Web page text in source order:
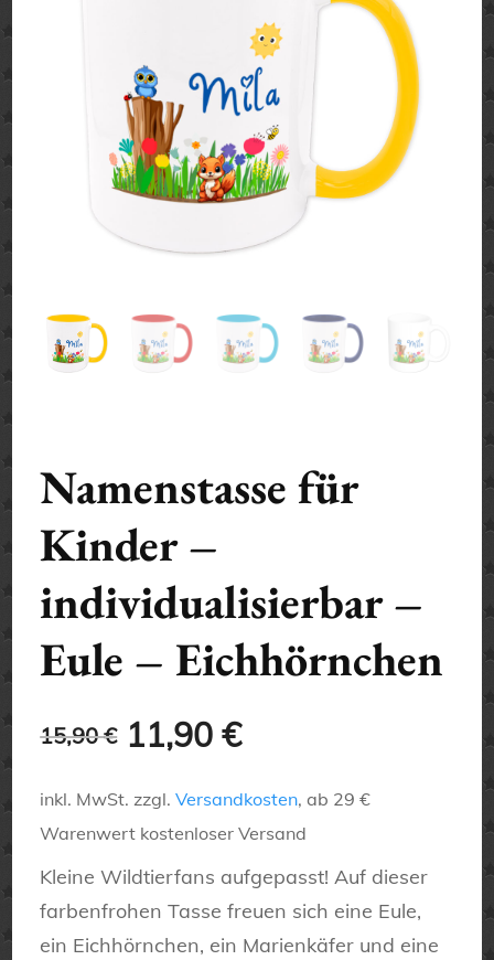
Namenstasse für
Kinder –
individualisierbar –
Eule – Eichhörnchen
15,90€ Ursprünglicher
Preis
war:
15,90 €
11,90€Aktueller
Preis
ist:
11,90 €.
inkl. MwSt. zzgl.Versandkosten, ab 29 €
Warenwert kostenloser Versand
Kleine Wildtierfans aufgepasst! Auf dieser
farbenfrohen Tasse freuen sich eine Eule,
ein Eichhörnchen, ein Marienkäfer und eine